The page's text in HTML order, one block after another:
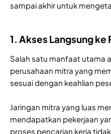
sampai akhir untuk
1. Akses Langsung ke
Salah satu manfaat utama
perusahaan mitra yang
sesuai dengan keahlian
Jaringan mitra yang luas
mendapatkan pekerjaan
proses pencarian kerja